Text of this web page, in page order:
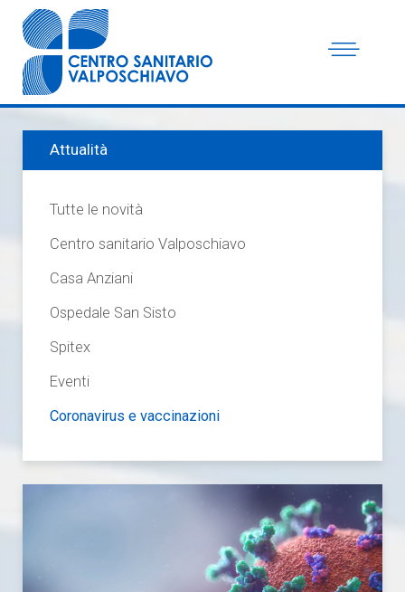
Attualità
Tutte le novità
Centro sanitario Valposchiavo
Casa Anziani
Ospedale San Sisto
Spitex
Eventi
Coronavirus e vaccinazioni